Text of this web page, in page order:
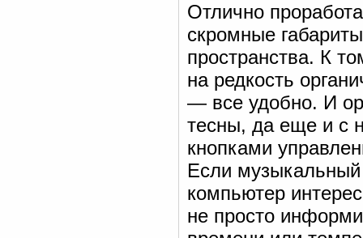
Отлично
скромные
пространства. К
на редкость
— все удобно. И
тесны, да еще и с
кнопками
Если
компьютер
не просто